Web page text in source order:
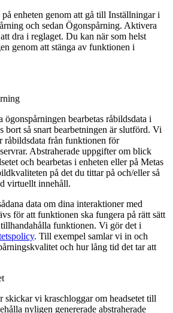
enheten genom att gå till Inställningari
och sedan Ögonspårning. Aktivera
dra i reglaget. Du kan när som helst
genom att stänga av funktionen i
bearbetas råbildsdata i
bort så snart bearbetningen är slutförd. Vi
råbildsdata från funktionen för
Abstraherade uppgifter om blick
och bearbetas i enheten eller på Metas
på det du tittar på och/eller så
virtuellt innehåll.
data om dina interaktioner med
för att funktionen ska fungera på rätt sätt
funktionen. Vi gör det i
. Till exempel samlar vi in och
och hur lång tid det tar att
skickar vi kraschloggar om headsetet till
nyligen genererade abstraherade